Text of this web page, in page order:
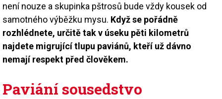
není nouze a skupinka pštrosů bude vždy kousek od
samotného výběžku mysu. Když se pořádně
rozhlédnete, určitě tak v úseku pěti kilometrů
najdete migrující tlupu paviánů, kteří už dávno
nemají respekt před člověkem.
Paviání sousedstvo